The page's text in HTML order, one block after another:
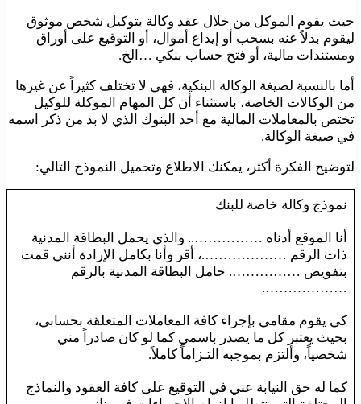
حيث يقوم الموكل من خلال عقد وكالة بتوكيل شخص موثوق
ليقوم بدلاً عنه بسحب أو إيداع أموال، أو التوقيع على أوراق
ومستندات مالية، أو فتح حساب بنكي …الخ.
أما بالنسبة لصيغة الوكالة البنكية، فهي لا تختلف كثيراً عن غيرها
من الوكالات الخاصة، باستثناء أن كل المهام الموكلة للوكيل
تختص بالمعاملات المالية مع أحد البنوك الذي لا بد من ذكر اسمه
في صيغة الوكالة.
لتوضيح الفكرة أكثر، يمكنك الاطلاع وتحميل النموذج التالي:
نموذج وكالة خاصة للبنك
أنا الموقع أدناه …………….. والذي يحمل البطاقة المدنية
ذات الرقم ……………….، أقر وأنا بكامل الإرادة أنني قمت
بتفويض ……………. حامل البطاقة المدنية بالرقم
……………….
كي يقوم مقامي بإجراء كافة المعاملات المتعلقة بحسابي،
بحيث يعتبر كل ما يصدر باسمي كما لو كان صادراً مني
شخصياً، وألتزم بموجبه التـزاماً كاملاً.
كما له حق النيابة عني في التوقيع على كافة العقود والنماذج